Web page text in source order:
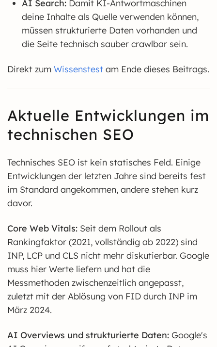
AI Search: Damit KI-Antwortmaschinen
deine Inhalte als Quelle verwenden können,
müssen strukturierte Daten vorhanden und
die Seite technisch sauber crawlbar sein.
Direkt zum Wissenstest am Ende dieses Beitrags.
Aktuelle Entwicklungen im
technischen SEO
Technisches SEO ist kein statisches Feld. Einige
Entwicklungen der letzten Jahre sind bereits fest
im Standard angekommen, andere stehen kurz
davor.
Core Web Vitals: Seit dem Rollout als
Rankingfaktor (2021, vollständig ab 2022) sind
INP, LCP und CLS nicht mehr diskutierbar. Google
muss hier Werte liefern und hat die
Messmethoden zwischenzeitlich angepasst,
zuletzt mit der Ablösung von FID durch INP im
März 2024.
AI Overviews und strukturierte Daten: Google's